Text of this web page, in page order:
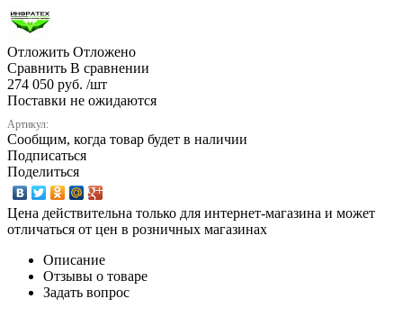
Отложить Отложено
Сравнить В сравнении
274 050 руб. /шт
Поставки не ожидаются
Артикул:
Сообщим, когда товар будет в наличии
Подписаться
Поделиться
Цена действительна только для интернет-магазина и может
отличаться от цен в розничных магазинах
Описание
Отзывы о товаре
Задать вопрос